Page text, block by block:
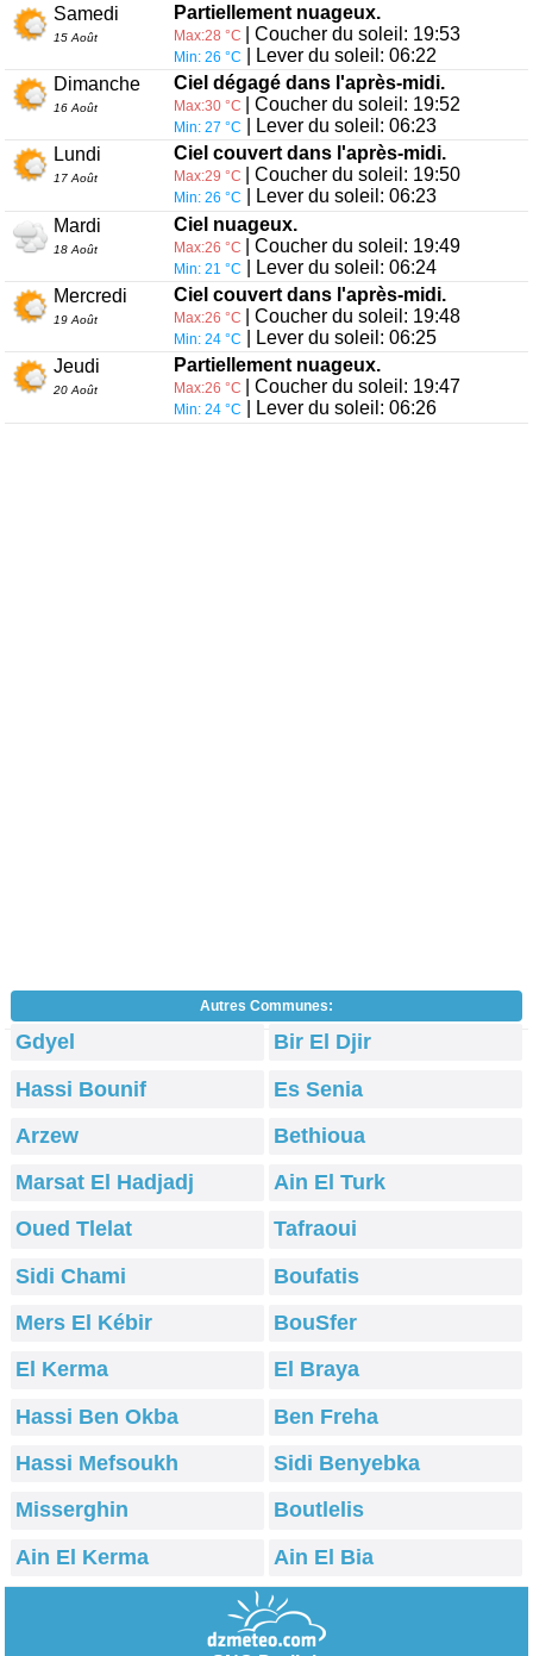
Samedi
15 Août
Partiellement nuageux.
Max:28 °C | Coucher du soleil: 19:53
Min: 26 °C
| Lever du soleil: 06:22
Dimanche
16 Août
Ciel dégagé dans l'après-midi.
Max:30 °C | Coucher du soleil: 19:52
Min: 27 °C
| Lever du soleil: 06:23
Lundi
17 Août
Ciel couvert dans l'après-midi.
Max:29 °C | Coucher du soleil: 19:50
Min: 26 °C
| Lever du soleil: 06:23
Mardi
18 Août
Ciel nuageux.
Max:26 °C | Coucher du soleil: 19:49
Min: 21 °C
| Lever du soleil: 06:24
Mercredi
19 Août
Ciel couvert dans l'après-midi.
Max:26 °C | Coucher du soleil: 19:48
Min: 24 °C
| Lever du soleil: 06:25
Jeudi
20 Août
Partiellement nuageux.
Max:26 °C | Coucher du soleil: 19:47
Min: 24 °C | Lever du soleil: 06:26
Autres Communes:
Gdyel
Bir El Djir
Hassi Bounif
Es Senia
Arzew
Bethioua
Marsat El Hadjadj
Ain El Turk
Oued Tlelat
Tafraoui
Sidi Chami
Boufatis
Mers El Kébir
BouSfer
El Kerma
El Braya
Hassi Ben Okba
Ben Freha
Hassi Mefsoukh
Sidi Benyebka
Misserghin
Boutlelis
Ain El Kerma
Ain El Bia